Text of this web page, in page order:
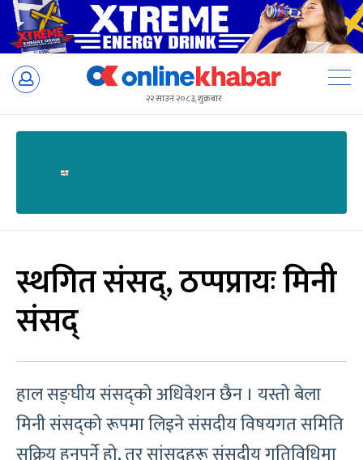
Skip
२२ साउन २०८३, शुक्रबार
स्थगित संसद्, ठप्पप्रायः मिनी
संसद्
हाल सङ्घीय संसद्को अधिवेशन छैन । यस्तो बेला
मिनी संसद्को रूपमा लिइने संसदीय विषयगत समिति